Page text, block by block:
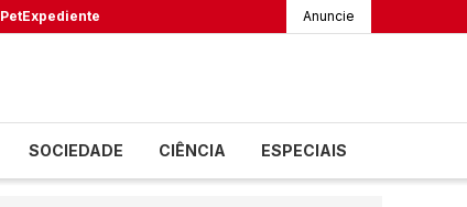
PetExpediente Anuncie
SOCIEDADE CIÊNCIA ESPECIAIS